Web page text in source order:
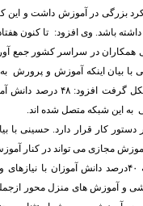
بزرگی در آموزش داشت و این
داشته باشد. وی افزود: تا کنون
و پرورش استثنایی شکل گرفته است و ۶۲۰ اثر آموزشی همکاران در
با بیان اینکه آموزش و پرورش
مستقل، امن، با انعطاف، پر ظرفیت و اختصاصی بود و با
کار قرار دارد‌. حسینی با
مجازی می تواند در کنار
گیرد و به عنوان آموزش مکمل و مقوم به مدد آموزش بیاید. حسینی با بیان اینکه
و آموزش های منزل محور